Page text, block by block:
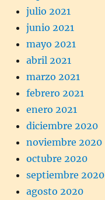
julio 2021
junio 2021
mayo 2021
abril 2021
marzo 2021
febrero 2021
enero 2021
diciembre 2020
noviembre 2020
octubre 2020
septiembre 2020
agosto 2020